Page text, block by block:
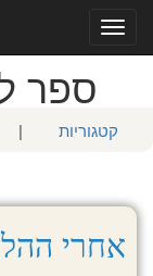
Toggle
navigation
ספר
קטגוריות |
אחרי